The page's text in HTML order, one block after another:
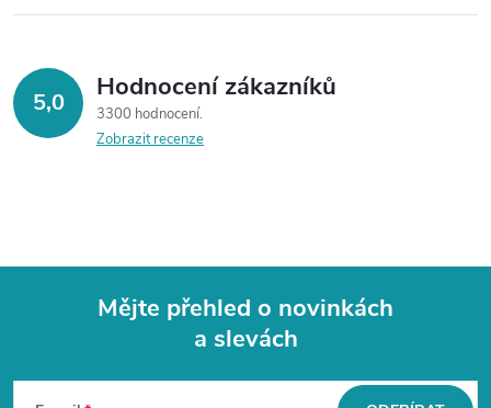
5,0 Hodnocení zákazníků
3300 hodnocení
Zobrazit recenze
Mějte přehled o novinkách
a slevách